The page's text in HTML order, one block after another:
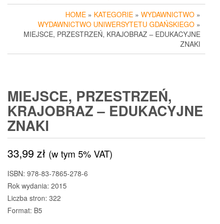
HOME » KATEGORIE » WYDAWNICTWO »
WYDAWNICTWO UNIWERSYTETU GDAŃSKIEGO »
MIEJSCE, PRZESTRZEŃ, KRAJOBRAZ – EDUKACYJNE
ZNAKI
MIEJSCE, PRZESTRZEŃ,
KRAJOBRAZ – EDUKACYJNE
ZNAKI
33,99zł (w tym 5% VAT)
ISBN: 978-83-7865-278-6
Rok wydania: 2015
Liczba stron: 322
Format: B5